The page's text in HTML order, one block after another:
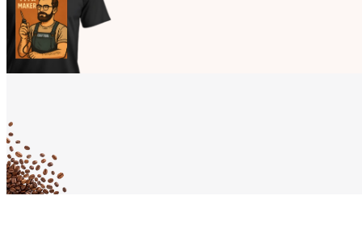
že jsi Maker!
Koupit tričko